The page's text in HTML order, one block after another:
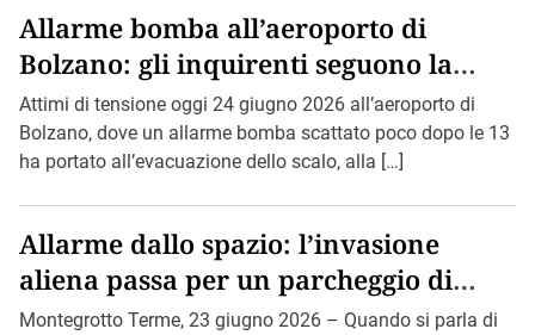
Allarme bomba all’aeroporto di
Bolzano: gli inquirenti seguono la
pista di Bin Loden.
Attimi di tensione oggi 24 giugno 2026 all’aeroporto di
Bolzano, dove un allarme bomba scattato poco dopo le 13
ha portato all’evacuazione dello scalo, alla […]
Allarme dallo spazio: l’invasione
aliena passa per un parcheggio di
Montegrotto.
Montegrotto Terme, 23 giugno 2026 – Quando si parla di